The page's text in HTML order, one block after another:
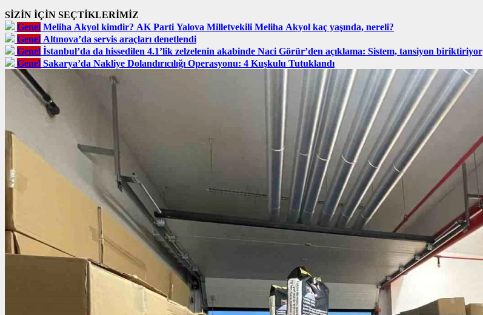
SİZİN İÇİN SEÇTİKLERİMİZ
Genel Meliha Akyol kimdir? AK Parti Yalova Milletvekili Meliha Akyol kaç yaşında, nereli?
Genel Altınova’da servis araçları denetlendi
Genel İstanbul’da da hissedilen 4.1’lik zelzelenin akabinde Naci Görür’den açıklama: Sistem, tansiyon biriktiriyor
Genel Sakarya’da Nakliye Dolandırıcılığı Operasyonu: 4 Kuşkulu Tutuklandı